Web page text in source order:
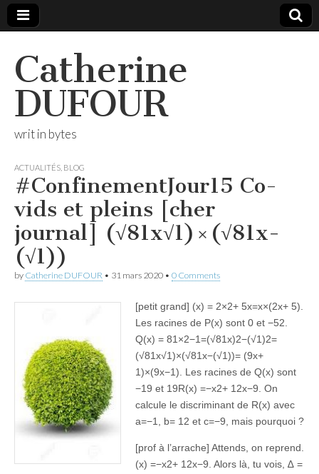
Catherine
DUFOUR
writ in bytes
ACTUALITÉS BLOG
#ConfinementJour15 Co-
vids et pleins [cher
journal] (√81x√1)×(√81x−
(√1))
by Catherine DUFOUR • 31 mars 2020 • 0 Comments
[petit grand] (x) = 2×2+ 5x=x×(2x+ 5).
Les racines de P(x) sont 0 et −52.
Q(x) = 81×2−1=(√81x)2−(√1)2=
(√81x√1)×(√81x−(√1))= (9x+
1)×(9x−1). Les racines de Q(x) sont
−19 et 19R(x) =−x2+ 12x−9. On
calcule le discriminant de R(x) avec
a=−1, b= 12 et c=−9, mais pourquoi ?
[prof à l’arrache] Attends, on reprend.
(x) =−x2+ 12x−9. Alors là, tu vois, ∆ =